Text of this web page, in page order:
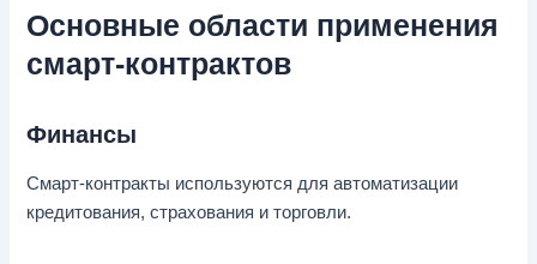
Основные области применения
смарт-контрактов
Финансы
Смарт-контракты используются для автоматизации
кредитования, страхования и торговли.